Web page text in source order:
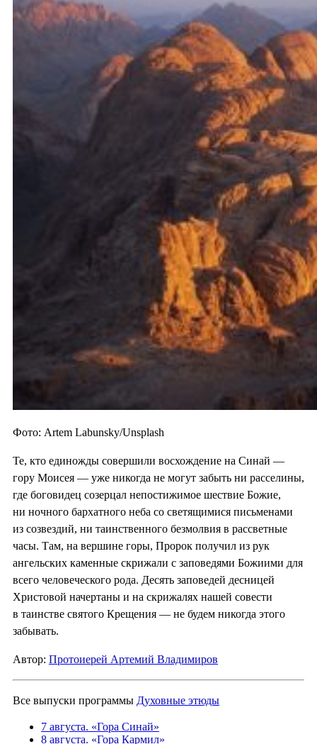
Фото: Artem Labunsky/Unsplash
Те, кто единожды совершили восхождение на Синай —
гору Моисея — уже никогда не могут забыть ни расселины,
где боговидец созерцал непостижимое шествие Божие,
ни ночного бархатного неба со светящимися письменами
из созвездий, ни таинственного безмолвия в рассветные
часы. Там, на вершине горы, Пророк получил из рук
ангельских каменные скрижали с заповедями Божиими для
всего человеческого рода. Десять заповедей десницей
Христовой начертаны и на скрижалях нашей совести
в таинстве святого Крещения — не будем никогда этого
забывать.
Автор: Протоиерей Артемий Владимиров
Все выпуски программы Духовные этюды
7 августа. «Гора Синай»
8 августа. «Гора Кармил»